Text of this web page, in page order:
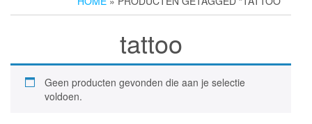
tattoo
Geen producten gevonden die aan je selectie
voldoen.